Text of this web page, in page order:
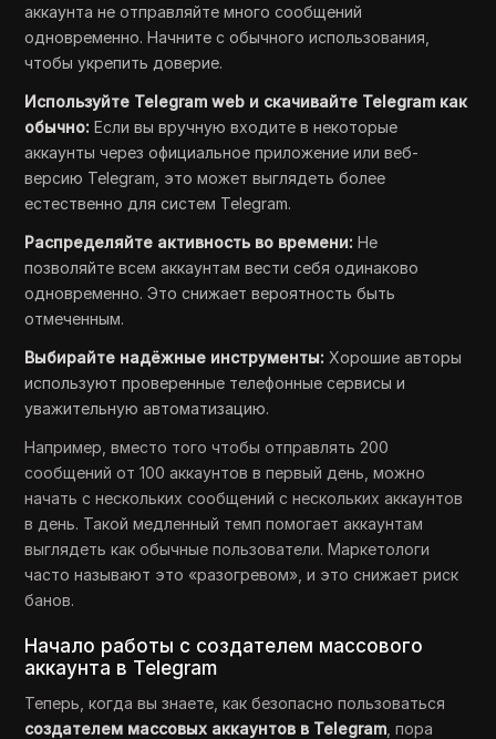
аккаунта не отправляйте много сообщений
одновременно. Начните с обычного использования,
чтобы укрепить доверие.
Используйте Telegram web и скачивайте Telegram как
обычно: Если вы вручную входите в некоторые
аккаунты через официальное приложение или веб-
версию Telegram, это может выглядеть более
естественно для систем Telegram.
Распределяйте активность во времени: Не
позволяйте всем аккаунтам вести себя одинаково
одновременно. Это снижает вероятность быть
отмеченным.
Выбирайте надёжные инструменты: Хорошие авторы
используют проверенные телефонные сервисы и
уважительную автоматизацию.
Например, вместо того чтобы отправлять 200
сообщений от 100 аккаунтов в первый день, можно
начать с нескольких сообщений с нескольких аккаунтов
в день. Такой медленный темп помогает аккаунтам
выглядеть как обычные пользователи. Маркетологи
часто называют это «разогревом», и это снижает риск
банов.
Начало работы с создателем массового
аккаунта в Telegram
Теперь, когда вы знаете, как безопасно пользоваться
создателем массовых аккаунтов в Telegram , пора